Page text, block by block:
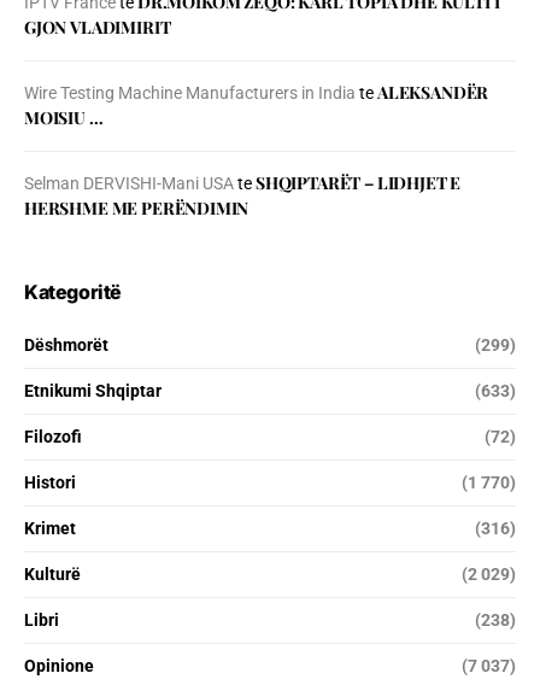
GJON VLADIMIRIT
Wire Testing Machine Manufacturers in India teALEKSANDËR
MOISIU …
Selman DERVISHI-Mani USAteSHQIPTARËT – LIDHJET E
HERSHME ME PERËNDIMIN
Kategoritë
Dëshmorët (299)
Etnikumi Shqiptar (633)
Filozofi (72)
Histori (1 770)
Krimet (316)
Kulturë (2 029)
Libri (238)
Opinione (7 037)